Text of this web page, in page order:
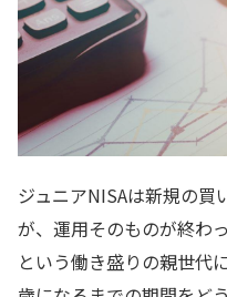
ジュニアNISAは新規の買
が、運用そのものが終わ
という働き盛りの親世代